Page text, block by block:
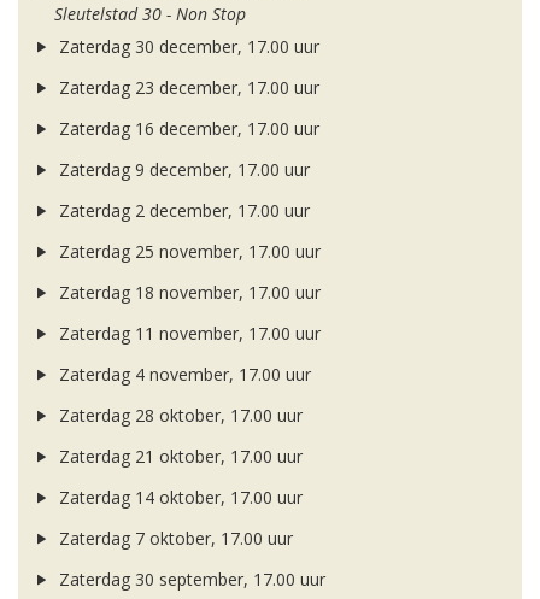
Sleutelstad 30 - Non Stop
Zaterdag 30 december, 17.00 uur
Zaterdag 23 december, 17.00 uur
Zaterdag 16 december, 17.00 uur
Zaterdag 9 december, 17.00 uur
Zaterdag 2 december, 17.00 uur
Zaterdag 25 november, 17.00 uur
Zaterdag 18 november, 17.00 uur
Zaterdag 11 november, 17.00 uur
Zaterdag 4 november, 17.00 uur
Zaterdag 28 oktober, 17.00 uur
Zaterdag 21 oktober, 17.00 uur
Zaterdag 14 oktober, 17.00 uur
Zaterdag 7 oktober, 17.00 uur
Zaterdag 30 september, 17.00 uur